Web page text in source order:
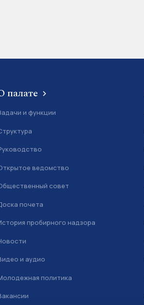
палате
и функции
ведомство
совет
почета
пробирного надзора
и аудио
политика